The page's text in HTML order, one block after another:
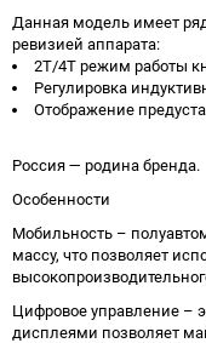
Данная модель имеет
ревизией аппарата:
2Т/4Т режим работы
Регулировка
Отображение
Россия — родина бренда.
Особенности
Мобильность –
массу, что позволяет
Цифровое управление –
дисплеями позволяет